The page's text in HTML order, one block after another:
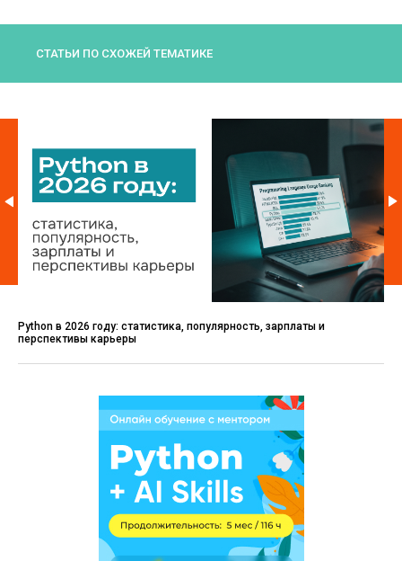
СТАТЬИ ПО СХОЖЕЙ ТЕМАТИКЕ
Python в 2026 году: статистика, популярность, зарплаты и
перспективы карьеры